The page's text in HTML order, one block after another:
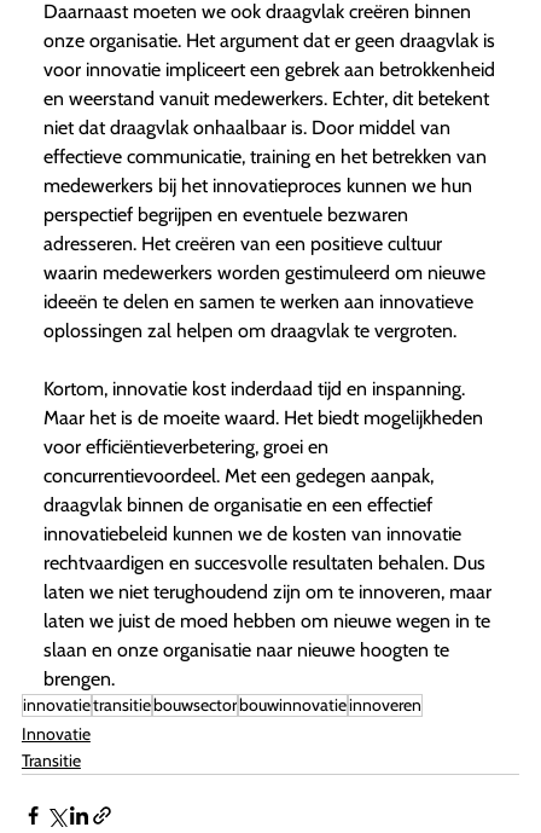
Daarnaast moeten we ook draagvlak creëren binnen
onze organisatie. Het argument dat er geen draagvlak is
voor innovatie impliceert een gebrek aan betrokkenheid
en weerstand vanuit medewerkers. Echter, dit betekent
niet dat draagvlak onhaalbaar is. Door middel van
effectieve communicatie, training en het betrekken van
medewerkers bij het innovatieproces kunnen we hun
perspectief begrijpen en eventuele bezwaren
adresseren. Het creëren van een positieve cultuur
waarin medewerkers worden gestimuleerd om nieuwe
ideeën te delen en samen te werken aan innovatieve
oplossingen zal helpen om draagvlak te vergroten.
Kortom, innovatie kost inderdaad tijd en inspanning.
Maar het is de moeite waard. Het biedt mogelijkheden
voor efficiëntieverbetering, groei en
concurrentievoordeel. Met een gedegen aanpak,
draagvlak binnen de organisatie en een effectief
innovatiebeleid kunnen we de kosten van innovatie
rechtvaardigen en succesvolle resultaten behalen. Dus
laten we niet terughoudend zijn om te innoveren, maar
laten we juist de moed hebben om nieuwe wegen in te
slaan en onze organisatie naar nieuwe hoogten te
brengen.
innovatietransitiebouwsectorbouwinnovatieinnoveren
Innovatie
Transitie